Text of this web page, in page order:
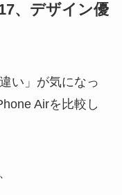
、デザイン優
い」が気になっ
Airを比較し